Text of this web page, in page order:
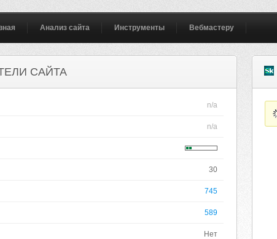
Анализ сайта Инструменты Вебмастеру
САЙТА
n/a
n/a
30
745
589
Нет